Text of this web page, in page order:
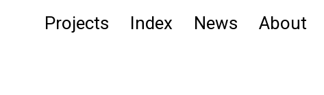
Projects Index News About